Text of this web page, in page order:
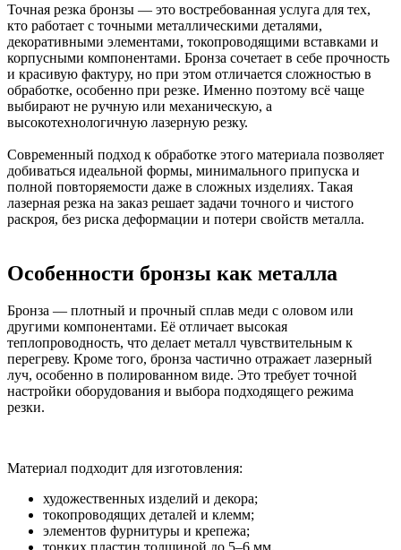
Точная резка бронзы — это востребованная услуга для тех,
кто работает с точными металлическими деталями,
декоративными элементами, токопроводящими вставками и
корпусными компонентами. Бронза сочетает в себе прочность
и красивую фактуру, но при этом отличается сложностью в
обработке, особенно при резке. Именно поэтому всё чаще
выбирают не ручную или механическую, а
высокотехнологичную лазерную резку.
Современный подход к обработке этого материала позволяет
добиваться идеальной формы, минимального припуска и
полной повторяемости даже в сложных изделиях. Такая
лазерная резка на заказ решает задачи точного и чистого
раскроя, без риска деформации и потери свойств металла.
Особенности бронзы как металла
Бронза — плотный и прочный сплав меди с оловом или
другими компонентами. Её отличает высокая
теплопроводность, что делает металл чувствительным к
перегреву. Кроме того, бронза частично отражает лазерный
луч, особенно в полированном виде. Это требует точной
настройки оборудования и выбора подходящего режима
резки.
Материал подходит для изготовления:
художественных изделий и декора;
токопроводящих деталей и клемм;
элементов фурнитуры и крепежа;